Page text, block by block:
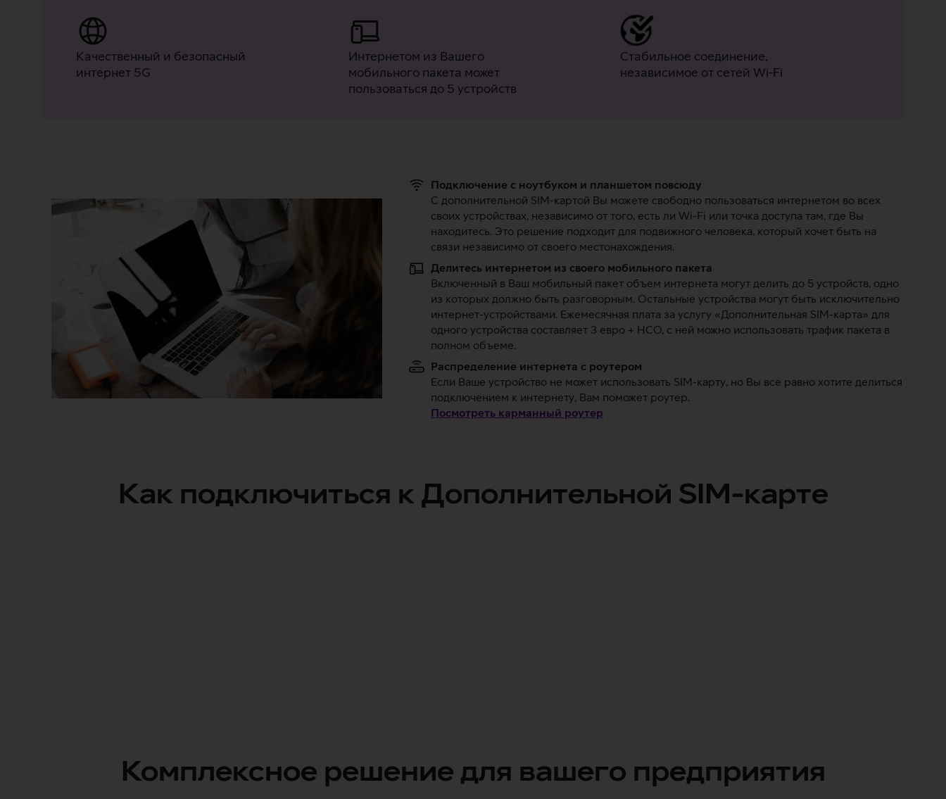
Качественный и безопасный
интернет 5G
Интернетом из Вашего
мобильного пакета может
пользоваться до 5 устройств
Стабильное соединение,
независимое от сетей Wi-Fi
Подключение с ноутбуком и планшетом повсюду
С дополнительной SIM-картой Вы можете свободно пользоваться интернетом во всех
своих устройствах, независимо от того, есть ли Wi-Fi или точка доступа там, где Вы
находитесь. Это решение подходит для подвижного человека, который хочет быть на
связи независимо от своего местонахождения.
Делитесь интернетом из своего мобильного пакета
Включенный в Ваш мобильный пакет объем интернета могут делить до 5 устройств, одно
из которых должно быть разговорным. Остальные устройства могут быть исключительно
интернет-устройствами. Ежемесячная плата за услугу «Дополнительная SIM-карта» для
одного устройства составляет 3 евро + НСО, с ней можно использовать трафик пакета в
полном объеме.
Распределение интернета с роутером
Если Ваше устройство не может использовать SIM-карту, но Вы все равно хотите делиться
подключением к интернету, Вам поможет роутер.
Посмотреть карманный роутер
Как подключиться к Дополнительной SIM-карте
Комплексное решение для вашего предприятия